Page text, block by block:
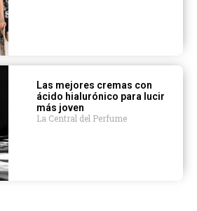
Las mejores cremas con
ácido hialurónico para lucir
más joven
La Central del Perfume